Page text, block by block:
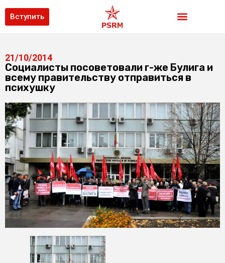
Вступить
21/10/2014
Социалисты посоветовали г-же Булига и
всему правительству отправиться в
психушку